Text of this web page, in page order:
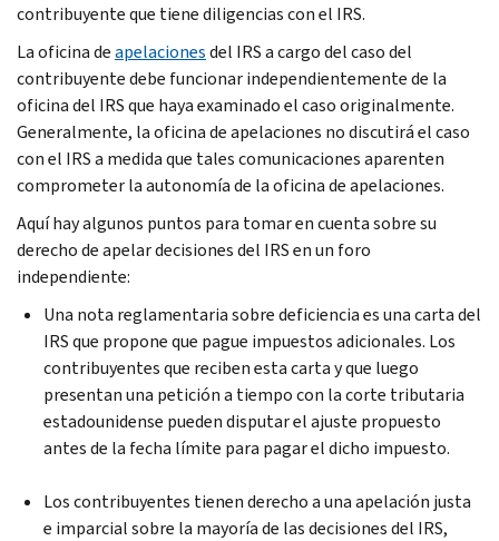
contribuyente que tiene diligencias con el IRS.
La oficina deapelacionesdel IRS a cargo del caso del
contribuyente debe funcionar independientemente de la
oficina del IRS que haya examinado el caso originalmente.
Generalmente, la oficina de apelaciones no discutirá el caso
con el IRS a medida que tales comunicaciones aparenten
comprometer la autonomía de la oficina de apelaciones.
Aquí hay algunos puntos para tomar en cuenta sobre su
derecho de apelar decisiones del IRS en un foro
independiente:
Una nota reglamentaria sobre deficiencia es una carta del
IRS que propone que pague impuestos adicionales. Los
contribuyentes que reciben esta carta y que luego
presentan una petición a tiempo con la corte tributaria
estadounidense pueden disputar el ajuste propuesto
antes de la fecha límite para pagar el dicho impuesto.
Los contribuyentes tienen derecho a una apelación justa
e imparcial sobre la mayoría de las decisiones del IRS,